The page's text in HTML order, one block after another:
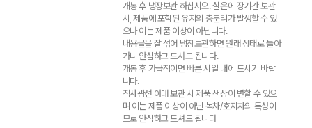
개봉 후 냉장보관 하십시오. 실온에 장기간 보관
시, 제품에 포함된 유지의 층분리가 발생할 수 있
으나 이는 제품 이상이 아닙니다.
내용물을 잘 섞어 냉장보관하면 원래 상태로 돌아
가니 안심하고 드셔도 됩니다.
개봉 후 가급적이면 빠른 시일 내에 드시기 바랍
니다.
직사광선 아래 보관 시 제품 색상이 변할 수 있으
며 이는 제품 이상이 아닌 녹차/호지차의 특성이
므로 안심하고 드셔도 됩니다